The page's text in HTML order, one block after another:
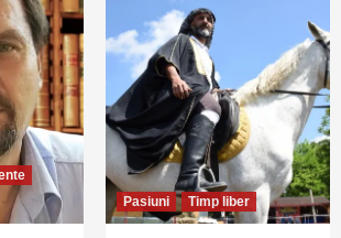
Pasiuni Timp liber